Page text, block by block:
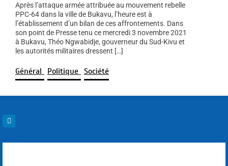
Après l’attaque armée attribuée au mouvement rebelle
PPC-64 dans la ville de Bukavu, l’heure est à
l’établissement d’un bilan de ces affrontements. Dans
son point de Presse tenu ce mercredi 3 novembre 2021
à Bukavu, Théo Ngwabidje, gouverneur du Sud-Kivu et
les autorités militaires dressent […]
Général Politique Société